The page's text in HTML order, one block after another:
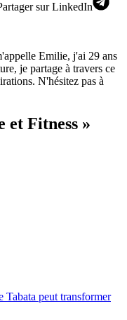
sur LinkedIn
Emilie, j'ai 29 ans
je partage à travers ce
N'hésitez pas à
et Fitness »
Tabata peut transformer